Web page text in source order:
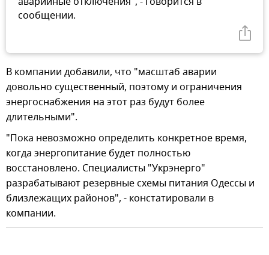
сообщении.
В компании добавили, что "масштаб аварии
довольно существенный, поэтому и ограничения
энергоснабжения на этот раз будут более
длительными".
"Пока невозможно определить конкретное время,
когда энергопитание будет полностью
восстановлено. Специалисты "Укрэнерго"
разрабатывают резервные схемы питания Одессы и
близлежащих районов", - констатировали в
компании.